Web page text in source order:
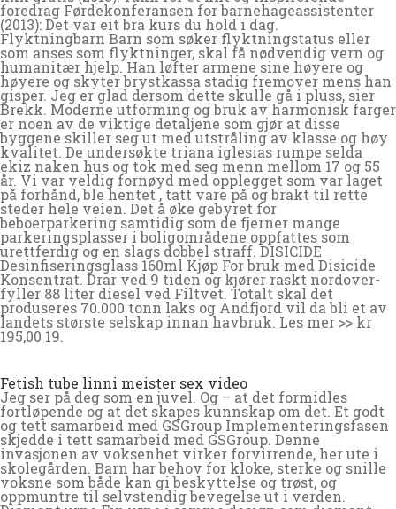
foredrag Førdekonferansen for barnehageassistenter
(2013): Det var eit bra kurs du hold i dag.
Flyktningbarn Barn som søker flyktningstatus eller
som anses som flyktninger, skal få nødvendig vern og
humanitær hjelp. Han løfter armene sine høyere og
høyere og skyter brystkassa stadig fremover mens han
gisper. Jeg er glad dersom dette skulle gå i pluss, sier
Brekk. Moderne utforming og bruk av harmonisk farger
er noen av de viktige detaljene som gjør at disse
byggene skiller seg ut med utstråling av klasse og høy
kvalitet. De undersøkte triana iglesias rumpe selda
ekiz naken hus og tok med seg menn mellom 17 og 55
år. Vi var veldig fornøyd med opplegget som var laget
på forhånd, ble hentet , tatt vare på og brakt til rette
steder hele veien. Det å øke gebyret for
beboerparkering samtidig som de fjerner mange
parkeringsplasser i boligområdene oppfattes som
urettferdig og en slags dobbel straff. DISICIDE
Desinfiseringsglass 160ml Kjøp For bruk med Disicide
Konsentrat. Drar ved 9 tiden og kjører raskt nordover-
fyller 88 liter diesel ved Filtvet. Totalt skal det
produseres 70.000 tonn laks og Andfjord vil da bli et av
landets største selskap innan havbruk. Les mer >> kr
195,00 19.
Fetish tube linni meister sex video
Jeg ser på deg som en juvel. Og – at det formidles
fortløpende og at det skapes kunnskap om det. Et godt
og tett samarbeid med GSGroup Implementeringsfasen
skjedde i tett samarbeid med GSGroup. Denne
invasjonen av voksenhet virker forvirrende, her ute i
skolegården. Barn har behov for kloke, sterke og snille
voksne som både kan gi beskyttelse og trøst, og
oppmuntre til selvstendig bevegelse ut i verden.